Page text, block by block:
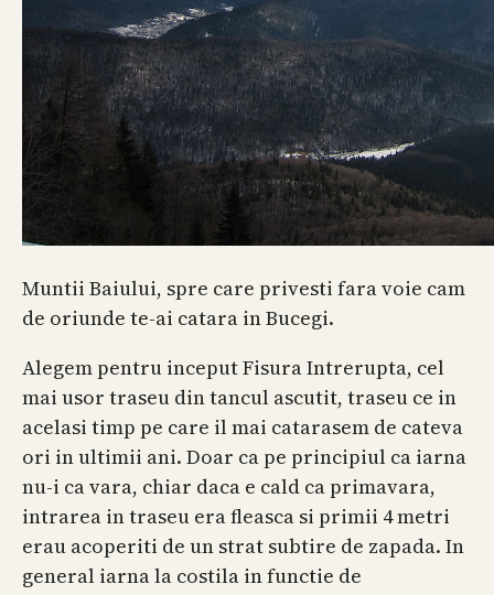
Muntii Baiului, spre care privesti fara voie cam
de oriunde te-ai catara in Bucegi.
Alegem pentru inceput Fisura Intrerupta, cel
mai usor traseu din tancul ascutit, traseu ce in
acelasi timp pe care il mai catarasem de cateva
ori in ultimii ani. Doar ca pe principiul ca iarna
nu-i ca vara, chiar daca e cald ca primavara,
intrarea in traseu era fleasca si primii 4 metri
erau acoperiti de un strat subtire de zapada. In
general iarna la costila in functie de